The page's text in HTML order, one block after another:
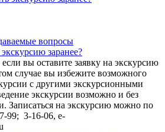
вопросы
заранее?
вы оставите заявку на экскурсию
случае вы избежите возможного
с другими экскурсионными
экскурсии возможно и без
Записаться на экскурсию можно по
99; 3-16-06, e-